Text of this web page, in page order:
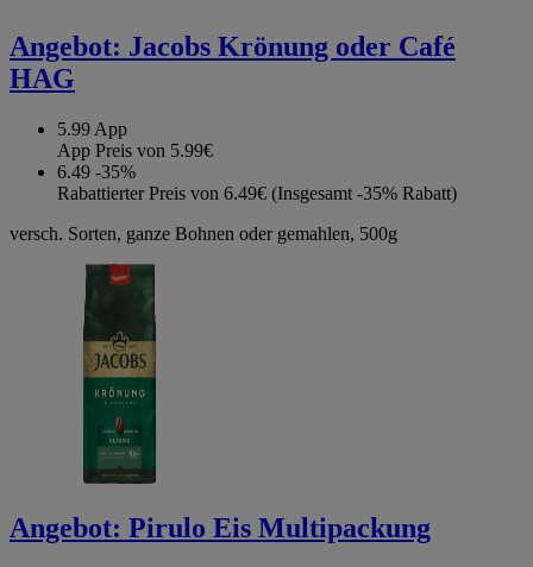
Angebot: Jacobs Krönung oder Café
HAG
5.99 App
App Preis von 5.99€
6.49 -35%
Rabattierter Preis von 6.49€ (Insgesamt -35% Rabatt)
versch. Sorten, ganze Bohnen oder gemahlen, 500g
Angebot: Pirulo Eis Multipackung